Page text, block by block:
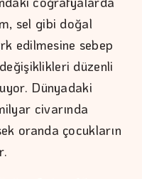
sel gibi doğal
edilmesine sebep
düzenli
Dünyadaki
civarında
oranda çocukların